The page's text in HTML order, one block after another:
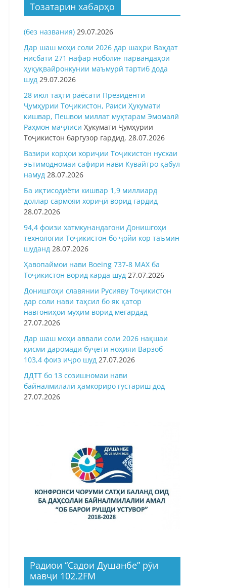
Тозатарин хабарҳо
(без названия) 29.07.2026
Дар шаш моҳи соли 2026 дар шаҳри Ваҳдат
нисбати 271 нафар ноболиғ парвандаҳои
ҳуқуқвайронкунии маъмурӣ тартиб дода
шуд 29.07.2026
28 июл таҳти раёсати Президенти
Ҷумҳурии Тоҷикистон, Раиси Ҳукумати
кишвар, Пешвои миллат муҳтарам Эмомалӣ
Раҳмон маҷлиси Ҳукумати Ҷумҳурии
Тоҷикистон баргузор гардид. 28.07.2026
Вазири корҳои хориҷии Тоҷикистон нусхаи
эътимодномаи сафири нави Кувайтро қабул
намуд 28.07.2026
Ба иқтисодиёти кишвар 1,9 миллиард
доллар сармояи хориҷӣ ворид гардид
28.07.2026
94,4 фоизи хатмкунандагони Донишгоҳи
технологии Тоҷикистон бо ҷойи кор таъмин
шуданд 28.07.2026
Ҳавопаймои нави Boeing 737-8 MAX ба
Тоҷикистон ворид карда шуд 27.07.2026
Донишгоҳи славянии Русияву Тоҷикистон
дар соли нави таҳсил бо як қатор
навгониҳои муҳим ворид мегардад
27.07.2026
Дар шаш моҳи аввали соли 2026 нақшаи
қисми даромади буҷети ноҳияи Варзоб
103,4 фоиз иҷро шуд 27.07.2026
ДДТТ бо 13 созишномаи нави
байналмилалӣ ҳамкориро густариш дод
27.07.2026
Радиои “Садои Душанбе” рӯи
мавҷи 102.2FM